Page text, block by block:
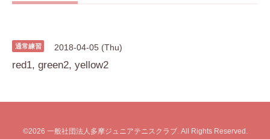
通常練習 2018-04-05 (Thu)
red1, green2, yellow2
©2026 一般社団法人多摩ジュニアテニスクラブ. All Rights Reserved.